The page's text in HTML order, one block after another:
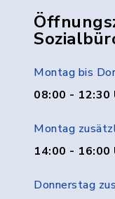
Montag bis
08:00 - 12:30
Montag
14:00 - 16:00
Donnerstag